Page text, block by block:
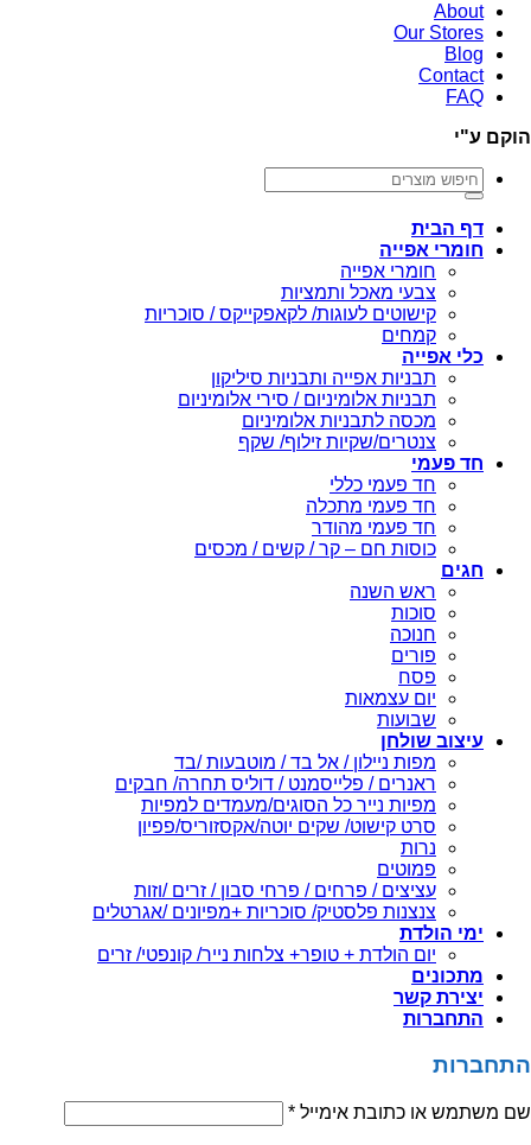
About
Our Stores
Blog
Contact
FAQ
הוקם ע"י
חיפוש
עבור:
דף הבית
חומרי אפייה
חומרי אפייה
צבעי מאכל ותמציות
קישוטים לעוגות/ לקאפקייקס / סוכריות
קמחים
כלי אפייה
תבניות אפייה ותבניות סיליקון
תבניות אלומיניום / סירי אלומיניום
מכסה לתבניות אלומיניום
צנטרים/שקיות זילוף/ שקף
חד פעמי
חד פעמי כללי
חד פעמי מתכלה
חד פעמי מהודר
כוסות חם – קר / קשים / מכסים
חגים
ראש השנה
סוכות
חנוכה
פורים
פסח
יום עצמאות
שבועות
עיצוב שולחן
מפות ניילון / אל בד / מוטבעות /בד
ראנרים / פלייסמנט / דוליס תחרה/ חבקים
מפיות נייר כל הסוגים/מעמדים למפיות
סרט קישוט/ שקים יוטה/אקסזוריס/פפיון
נרות
פמוטים
עציצים / פרחים / פרחי סבון / זרים /וזות
צנצנות פלסטיק/ סוכריות +מפיונים /אגרטלים
ימי הולדת
יום הולדת + טופר+ צלחות נייר/ קונפטי/ זרים
מתכונים
יצירת קשר
התחברות
התחברות
שם משתמש או כתובת אימייל *